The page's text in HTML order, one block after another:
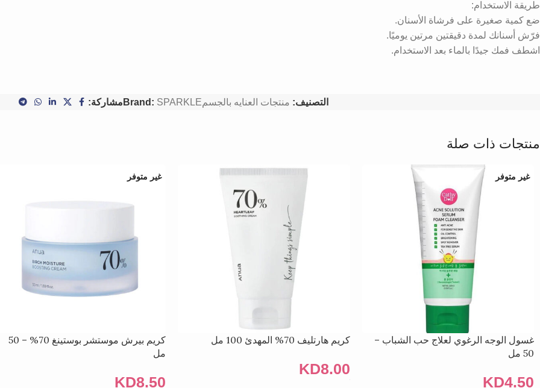
طريقة الاستخدام:
ضع كمية صغيرة على فرشاة الأسنان.
فرّش أسنانك لمدة دقيقتين مرتين يوميًا.
اشطف فمك جيدًا بالماء بعد الاستخدام.
التصنيف: منتجات العنايه بالجسم Brand: SPARKLE مشاركة:
منتجات ذات صلة
غير متوفر
غسول الوجه الرغوي لعلاج حب الشباب –
50 مل
KD4.50
كريم هارتليف 70% المهدئ 100 مل
KD8.00
غير متوفر
كريم بيرش موستشر بوستينغ 70% – 50
مل
KD8.50